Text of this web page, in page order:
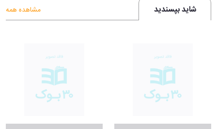
شاید بپسندید مشاهده همه